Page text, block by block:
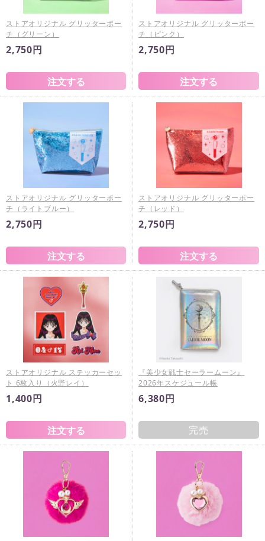
ストアオリジナル グリッターポー
チ（グリーン）
2,750円
ストアオリジナル グリッターポー
チ（ピンク）
2,750円
ストアオリジナル グリッターポー
チ（ライトブルー）
2,750円
ストアオリジナル グリッターポー
チ（レッド）
2,750円
ストアオリジナル ステッカーセッ
ト 6枚入り（火野レイ）
1,400円
『美少女戦士セーラームーン』
2026年スケジュール帳
6,380円
完売